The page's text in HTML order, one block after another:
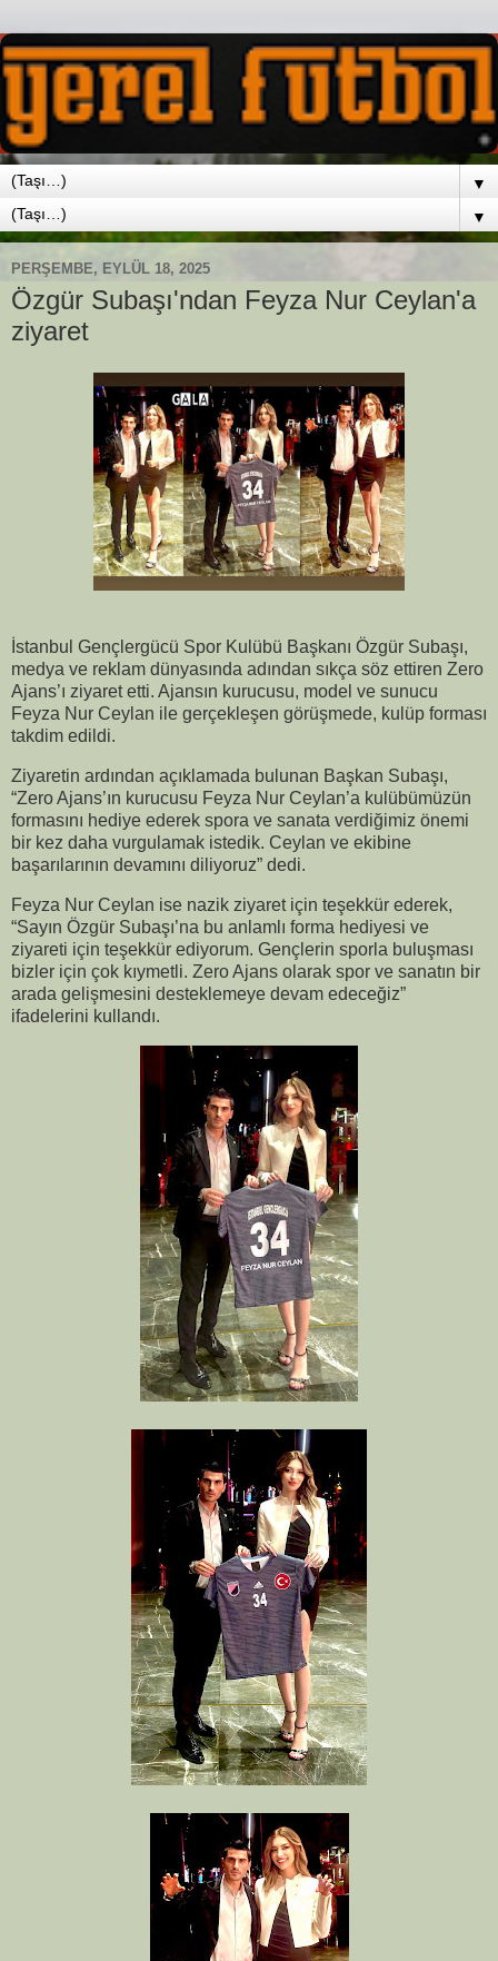
▼
▼
PERŞEMBE, EYLÜL 18, 2025
Özgür Subaşı'ndan Feyza Nur Ceylan'a
ziyaret
İstanbul Gençlergücü Spor Kulübü Başkanı Özgür Subaşı,
medya ve reklam dünyasında adından sıkça söz ettiren Zero
Ajans’ı ziyaret etti. Ajansın kurucusu, model ve sunucu
Feyza Nur Ceylan ile gerçekleşen görüşmede, kulüp forması
takdim edildi.
Ziyaretin ardından açıklamada bulunan Başkan Subaşı,
“Zero Ajans’ın kurucusu Feyza Nur Ceylan’a kulübümüzün
formasını hediye ederek spora ve sanata verdiğimiz önemi
bir kez daha vurgulamak istedik. Ceylan ve ekibine
başarılarının devamını diliyoruz” dedi.
Feyza Nur Ceylan ise nazik ziyaret için teşekkür ederek,
“Sayın Özgür Subaşı’na bu anlamlı forma hediyesi ve
ziyareti için teşekkür ediyorum. Gençlerin sporla buluşması
bizler için çok kıymetli. Zero Ajans olarak spor ve sanatın bir
arada gelişmesini desteklemeye devam edeceğiz”
ifadelerini kullandı.